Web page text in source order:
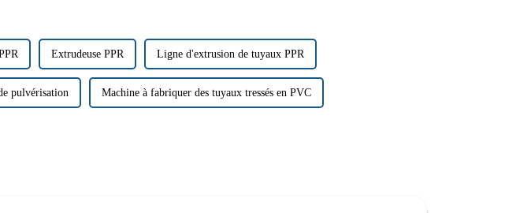
Extrudeuse PPR Ligne d'extrusion de tuyaux PPR
pulvérisation Machine à fabriquer des tuyaux tressés en PVC